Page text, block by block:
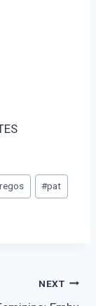
#pat
NEXT